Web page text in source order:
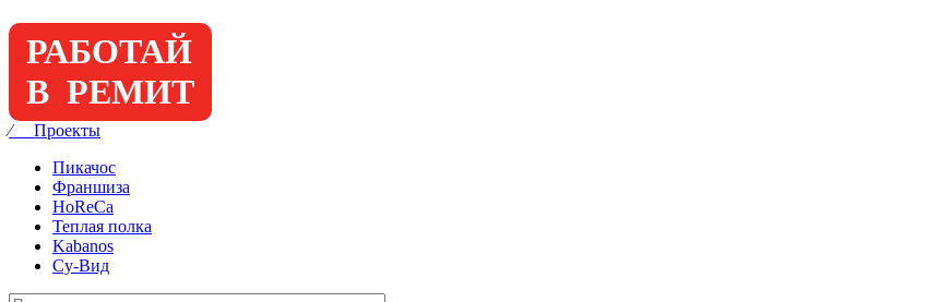
РАБОТАЙ
В РЕМИТ
⁄ Проекты
Пикачос
Франшиза
HoReCa
Теплая полка
Kabanos
Су-Вид